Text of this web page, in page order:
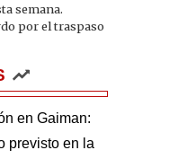
semana.
por el traspaso
en Gaiman:
previsto en la